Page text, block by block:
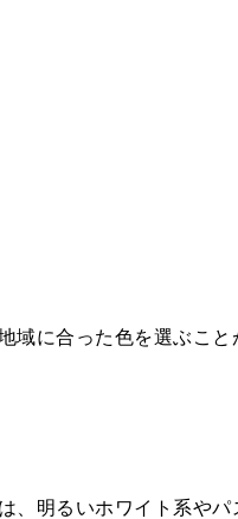
域に合った色を選ぶこと
、明るいホワイト系やパ